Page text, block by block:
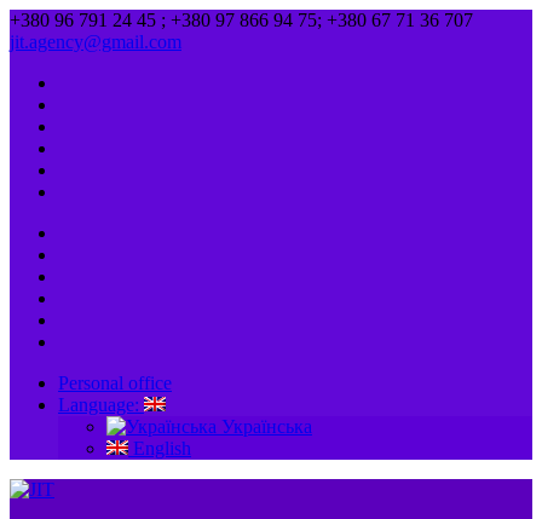
+380 96 791 24 45 ; +380 97 866 94 75; +380 67 71 36 707
jit.agency@gmail.com
Personal office
Language:
Українська
English